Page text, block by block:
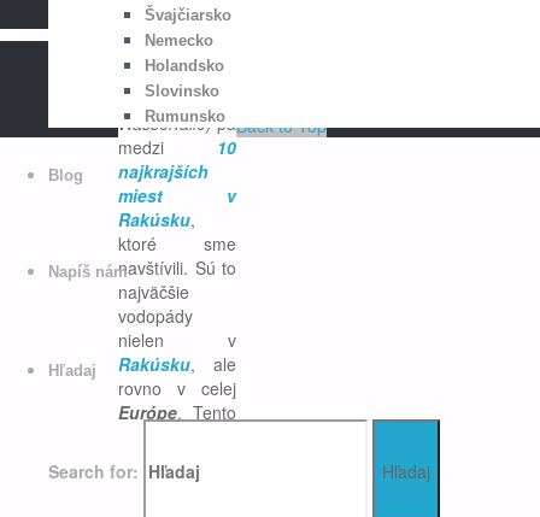
Švajčiarsko
Nemecko
Holandsko
Slovinsko
Rumunsko
Blog
Napíš nám
Hľadaj
Search for: Hľadaj
/Rakúsko
Krimmelské
vodopády
(rak.Krimmler
Wasserfälle)patria
medzi 10
najkrajších
miest v
Rakúsku,
ktoré sme
navštívili. Sú to
najväčšie
vodopády
nielen v
Rakúsku, ale
rovno v celej
Európe. Tento
prírodný úkaz
sa nachádza
Back to Top